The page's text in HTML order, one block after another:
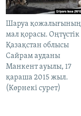
Шаруа қожалығының
мал қорасы. Оңтүстік
Қазақстан облысы
Сайрам ауданы
Манкент ауылы, 17
қараша 2015 жыл.
(Көрнекі сурет)